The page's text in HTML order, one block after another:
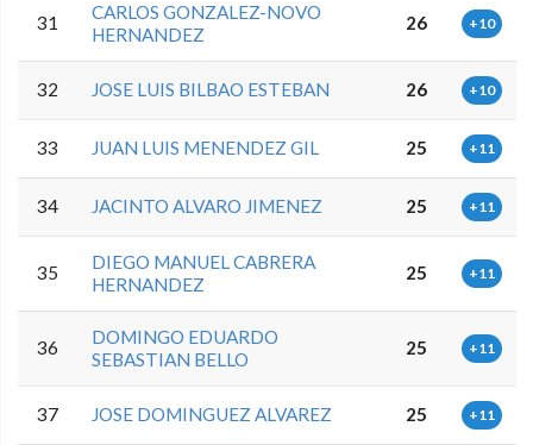
31
CARLOS GONZALEZ-NOVO
HERNANDEZ
26 +10
32 JOSE LUIS BILBAO ESTEBAN 26 +10
33 JUAN LUIS MENENDEZ GIL 25 +11
34 JACINTO ALVARO JIMENEZ 25 +11
35
DIEGO MANUEL CABRERA
HERNANDEZ
25 +11
36
DOMINGO EDUARDO
SEBASTIAN BELLO
25 +11
37 JOSE DOMINGUEZ ALVAREZ 25 +11